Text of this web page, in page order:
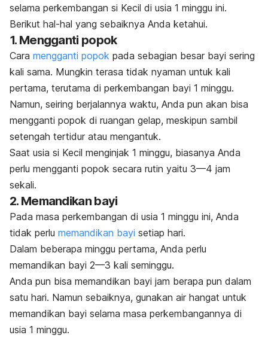
selama perkembangan si Kecil di usia 1 minggu ini.
Berikut hal-hal yang sebaiknya Anda ketahui.
1. Mengganti popok
Cara mengganti popok pada sebagian besar bayi sering
kali sama. Mungkin terasa tidak nyaman untuk kali
pertama, terutama di perkembangan bayi 1 minggu.
Namun, seiring berjalannya waktu, Anda pun akan bisa
mengganti popok di ruangan gelap, meskipun sambil
setengah tertidur atau mengantuk.
Saat usia si Kecil menginjak 1 minggu, biasanya Anda
perlu mengganti popok secara rutin yaitu 3—4 jam
sekali.
2. Memandikan bayi
Pada masa perkembangan di usia 1 minggu ini, Anda
tidak perlu memandikan bayi setiap hari.
Dalam beberapa minggu pertama, Anda perlu
memandikan bayi 2—3 kali seminggu.
Anda pun bisa memandikan bayi jam berapa pun dalam
satu hari. Namun sebaiknya, gunakan air hangat untuk
memandikan bayi selama masa perkembangannya di
usia 1 minggu.